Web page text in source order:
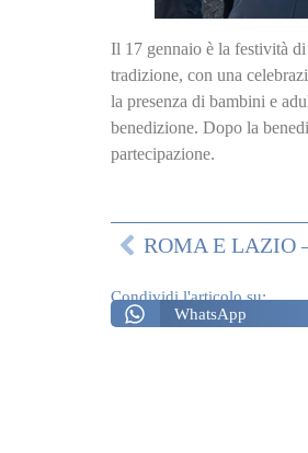
Il 17 gennaio è la festività
tradizione, con una
la presenza di bambini e
benedizione. Dopo la
partecipazione.
Condividi l'articolo su:
WhatsApp